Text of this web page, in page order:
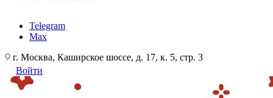
Telegram
Max
г. Москва, Каширское шоссе, д. 17, к. 5, стр. 3
Войти